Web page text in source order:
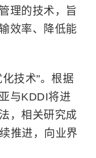
理的技术，旨
效率、降低能
技术"。根据
与KDDI将进
，相关研究成
推进，向业界